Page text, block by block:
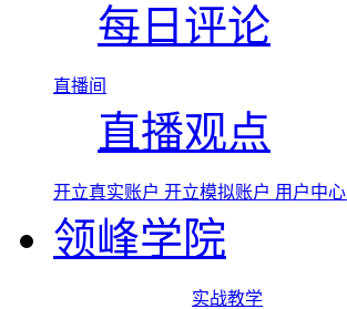
每日评论
直播间
直播观点
开立真实账户 开立模拟账户 用户中心
领峰学院
实战教学